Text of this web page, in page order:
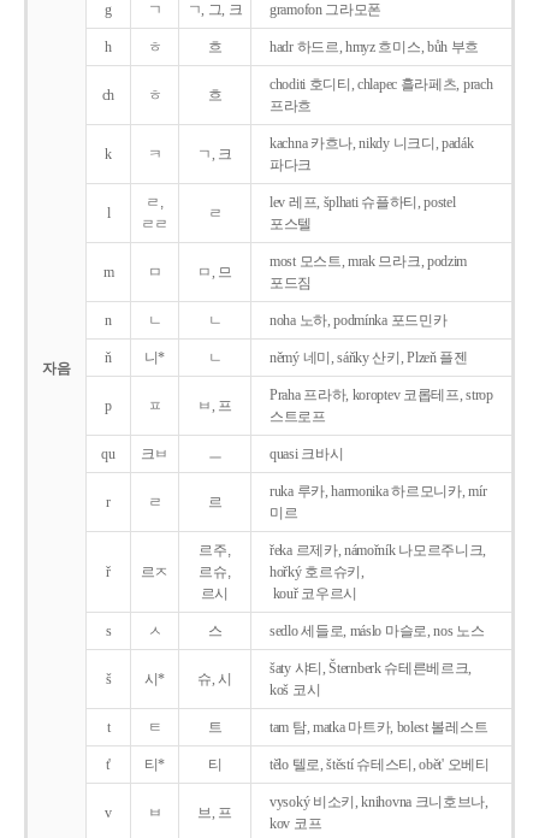
자음
g ㄱ ㄱ, 그, 크 gramofon 그라모폰
h ㅎ 흐 hadr 하드르, hmyz 흐미스, bůh 부흐
ch ㅎ 흐
choditi 호디티, chlapec 흘라페츠, prach
프라흐
k ㅋ ㄱ, 크
kachna 카흐나, nikdy 니크디, padák
파다크
l
ㄹ,
ㄹㄹ
ㄹ
lev 레프, šplhati 슈플하티, postel
포스텔
m ㅁ ㅁ, 므
most 모스트, mrak 므라크, podzim
포드짐
n ㄴ ㄴ noha 노하, podmínka 포드민카
ň 니* ㄴ němý 네미, sáňky 산키, Plzeň 플젠
p ㅍ ㅂ, 프
Praha 프라하, koroptev 코롭테프, strop
스트로프
qu 크ㅂ ㅡ quasi 크바시
r ㄹ 르
ruka 루카, harmonika 하르모니카, mír
미르
ř 르ㅈ
르주,
르슈,
르시
řeka 르제카, námořník 나모르주니크,
hořký 호르슈키,
kouř 코우르시
s ㅅ 스 sedlo 세들로, máslo 마슬로, nos 노스
š 시* 슈, 시
šaty 샤티, Šternberk 슈테른베르크,
koš 코시
t ㅌ 트 tam 탐, matka 마트카, bolest 볼레스트
t' 티* 티 tělo 텔로, štěstí 슈테스티, obět' 오베티
v ㅂ 브, 프
vysoký 비소키, knihovna 크니호브나,
kov 코프